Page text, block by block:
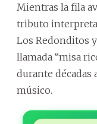
Mientras la fila
tributo
Los Redonditos
llamada “misa
durante décadas
músico.